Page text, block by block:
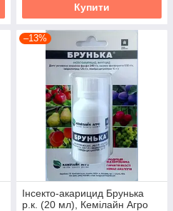
Купити
–13%
Інсекто-акарицид Брунька
р.к. (20 мл), Кемілайн Агро